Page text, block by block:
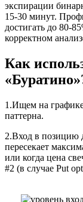
экспирации
15-30 минут.
достигать до 80-
корректном
Как
1.Ищем на
паттерна.
2.Вход в позицию
пересекает
или когда цена
#2 (в случае Put